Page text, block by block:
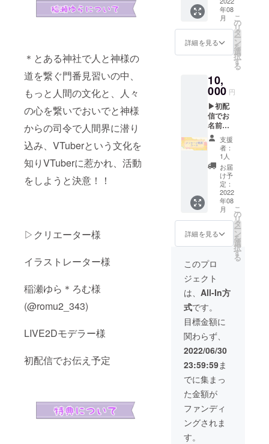
＊とある神社で人と神様の
道を繋ぐ門番見習いの中、
もっと人間の文化と、人々
の心を繋いでおいでと神様
からの司令で人間界に潜り
込み、VTuberという文化を
知りVTuberに惹かれ、活動
をしようと決意！！
▷クリエーター様
イラストレーター様
稲瀬ゆら＊ろむ様
(@romu2_343)
LIVE2Dモデラー様
初配信でお伝え予定
い。 ▶
手書
き、あ
りがと
うメッ
ファイ
ル便で
のデー
タでお
送りい
たしま
す。
くださ
い。ま
た、特
定の人
物を比
良俗に
反する
お名前
は掲載
をお断
りする
事が御
座いま
す、ご
注意く
ださ
い。 ▶
初配信
前の先
行！あ
りがと
うボイ
※ギガ
ル便で
のデー
タでお
送りい
たしま
す。
入くだ
さい。
記入が
ない場
合は
CAMPF
使用さ
れてい
るハン
ドル
ネーム
を使用
させて
頂きま
すので
ご了承
くださ
い。ま
た、特
定の人
物を比
喩する
お名前
反する
お名前
は掲載
をお断
りする
事が御
座いま
す、ご
注意く
ださ
い。 ▶
初配信
記念オ
リジナ
ルグッ
ズ ※CF
限定ミ
ニキャ
年08
月
詳細を見る
こ
の
リ
タ
ー
ン
を
選
択
す
る
10,
000 円
▶初配
信でお
名前表
示 ※初
配信で
記載し
たいお
名前と
読み方
を必ず
ご記入
くださ
い。 記
入がな
い場合
は
CAMPF
IREにて
使用さ
れてい
るハン
ドル
ネーム
を使用
させて
頂きま
すので
ご了承
くださ
い。ま
た、特
定の人
物を比
喩する
支援
者：
1人
お届
け予
定：
2022
年08
月
詳細を見る
こ
の
リ
タ
ー
ン
を
選
択
す
る
このプロ
ジェクト
は、 All-In方
式です。
目標金額に
関わらず、
2022/06/30
23:59:59ま
でに集まっ
た金額が
ファンディ
ングされま
す。